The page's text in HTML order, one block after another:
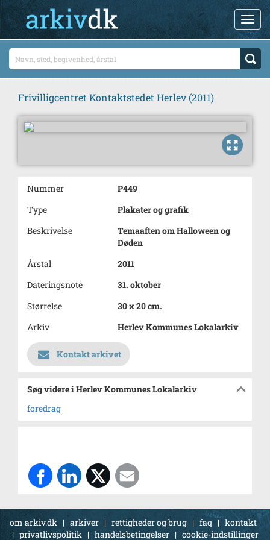
Frivilligcentret Kontaktstedet Herlev (2011)
Nummer
P449
Type
Plakater og grafik
Beskrivelse
Temaaften om Halloween og
Døden
Årstal
2011
Dateringsnote
31. oktober
Størrelse
30 x 20 cm.
Arkiv
Herlev Kommunes Lokalarkiv
Kontakt arkivet
Søg videre i Herlev Kommunes Lokalarkiv
foredrag
om arkiv.dk | arkiver | rettigheder og brug | faq | kontakt
|privatlivspolitik | handelsbetingelser | cookie-indstillinger